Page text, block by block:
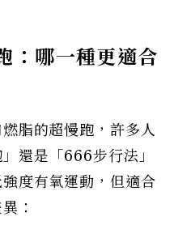
：哪一種更適合
脂的超慢跑，許多人
還是「666步行法」
度有氧運動，但適合
：